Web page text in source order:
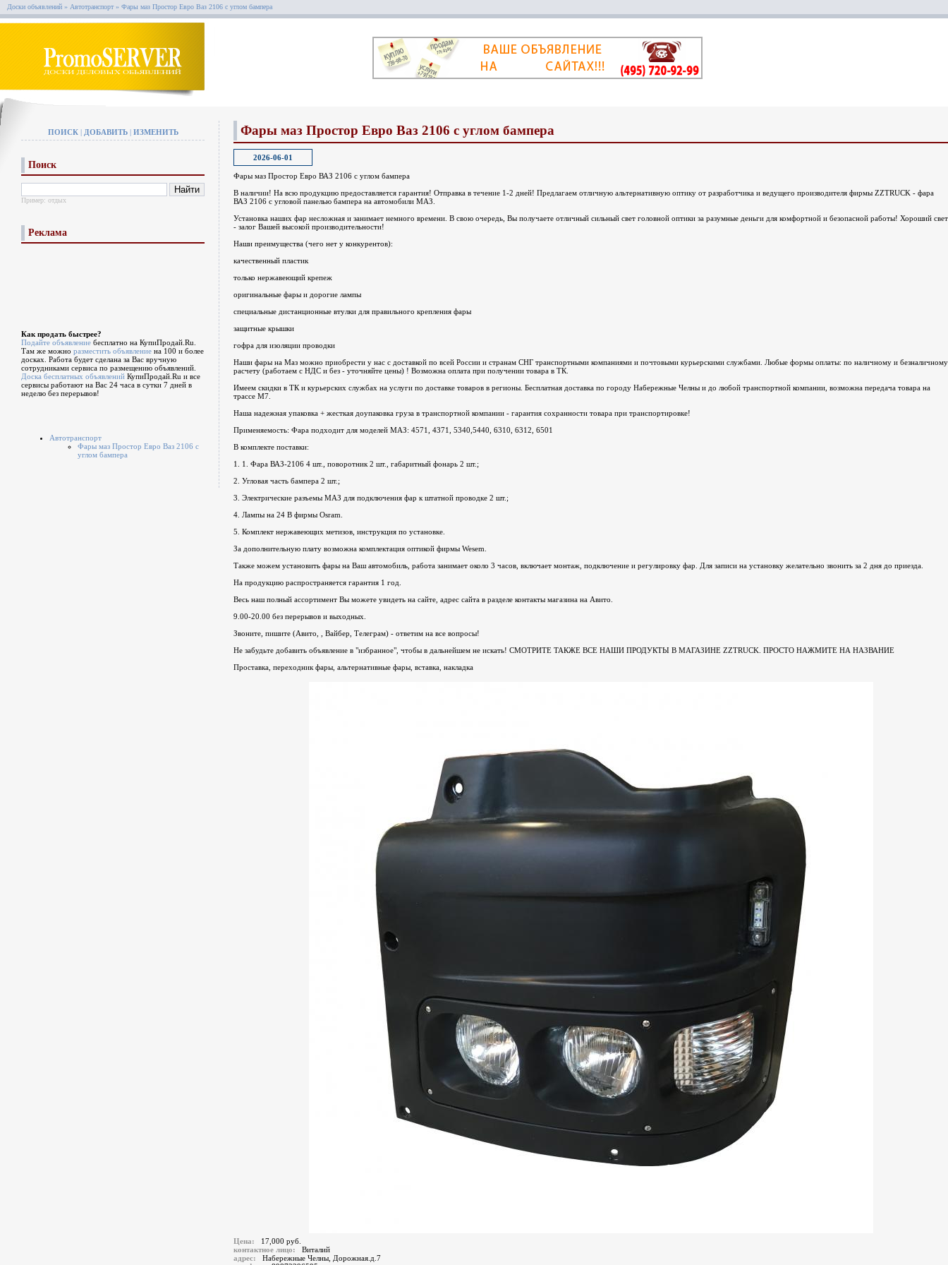
Доски объявлений » Автотранспорт» Фары маз Простор Евро Ваз 2106 с углом бампера
ПОИСК| ДОБАВИТЬ| ИЗМЕНИТЬ
Поиск
Пример: отдых
Реклама
Как продать быстрее?
Подайте объявление бесплатно на КупиПродай.Ru.
Там же можно разместить объявление на 100 и более
досках. Работа будет сделана за Вас вручную
сотрудниками сервиса по размещению объявлений.
Доска бесплатных объявлений КупиПродай.Ru и все
сервисы работают на Вас 24 часа в сутки 7 дней в
неделю без перерывов!
Автотранспорт
Фары маз Простор Евро Ваз 2106 с
углом бампера
Фары маз Простор Евро Ваз 2106 с углом бампера
2026-06-01
Фары маз Простор Евро ВАЗ 2106 с углом бампера
В наличии! На всю продукцию предоставляется гарантия! Отправка в течение 1-2 дней! Предлагаем отличную альтернативную оптику от разработчика и ведущего производителя фирмы ZZTRUCK - фара
ВАЗ 2106 с угловой панелью бампера на автомобили МАЗ.
Установка наших фар несложная и занимает немного времени. В свою очередь, Вы получаете отличный сильный свет головной оптики за разумные деньги для комфортной и безопасной работы! Хороший свет
- залог Вашей высокой производительности!
Наши преимущества (чего нет у конкурентов):
качественный пластик
только нержавеющий крепеж
оригинальные фары и дорогие лампы
специальные дистанционные втулки для правильного крепления фары
защитные крышки
гофра для изоляции проводки
Наши фары на Маз можно приобрести у нас с доставкой по всей России и странам СНГ транспортными компаниями и почтовыми курьерскими службами. Любые формы оплаты: по наличному и безналичному
расчету (работаем с НДС и без - уточняйте цены) ! Возможна оплата при получении товара в ТК.
Имеем скидки в ТК и курьерских службах на услуги по доставке товаров в регионы. Бесплатная доставка по городу Набережные Челны и до любой транспортной компании, возможна передача товара на
трассе М7.
Наша надежная упаковка + жесткая доупаковка груза в транспортной компании - гарантия сохранности товара при транспортировке!
Применяемость: Фара подходит для моделей МАЗ: 4571, 4371, 5340,5440, 6310, 6312, 6501
В комплекте поставки:
1. 1. Фара ВАЗ-2106 4 шт., поворотник 2 шт., габаритный фонарь 2 шт.;
2. Угловая часть бампера 2 шт.;
3. Электрические разъемы МАЗ для подключения фар к штатной проводке 2 шт.;
4. Лампы на 24 В фирмы Osram.
5. Комплект нержавеющих метизов, инструкция по установке.
За дополнительную плату возможна комплектация оптикой фирмы Wesem.
Также можем установить фары на Ваш автомобиль, работа занимает около 3 часов, включает монтаж, подключение и регулировку фар. Для записи на установку желательно звонить за 2 дня до приезда.
На продукцию распространяется гарантия 1 год.
Весь наш полный ассортимент Вы можете увидеть на сайте, адрес сайта в разделе контакты магазина на Авито.
9.00-20.00 без перерывов и выходных.
Звоните, пишите (Авито, , Вайбер, Телеграм) - ответим на все вопросы!
Не забудьте добавить объявление в "избранное", чтобы в дальнейшем не искать! СМОТРИТЕ ТАКЖЕ ВСЕ НАШИ ПРОДУКТЫ В МАГАЗИНЕ ZZTRUCK. ПРОСТО НАЖМИТЕ НА НАЗВАНИЕ
Проставка, переходник фары, альтернативные фары, вставка, накладка
Цена:
17,000 руб.
контактное лицо:
Виталий
адрес:
Набережные Челны, Дорожная.д.7